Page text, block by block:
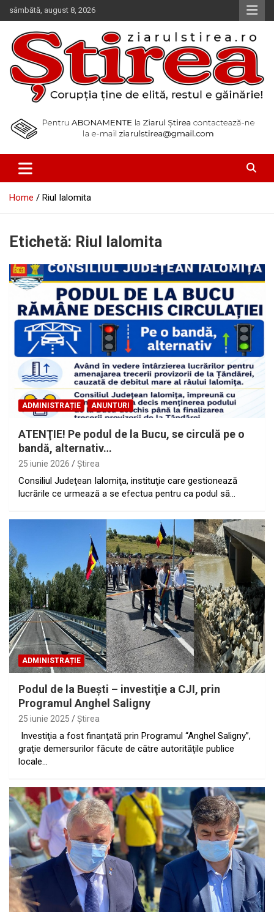
Skip
to
content
sâmbătă, august 8, 2026
Ziarul Știrea
Home Riul Ialomita
Etichetă: Riul Ialomita
ADMINISTRAȚIE ANUNTURI
ATENŢIE! Pe podul de la Bucu, se circulă pe o
bandă, alternativ…
25 iunie 2026 Ştirea
Consiliul Judeţean Ialomiţa, instituţie care gestionează
lucrările ce urmează a se efectua pentru ca podul să…
ADMINISTRAȚIE
Podul de la Bueşti – investiţie a CJI, prin
Programul Anghel Saligny
25 iunie 2025 Ştirea
Investiţia a fost finanţată prin Programul “Anghel Saligny”,
graţie demersurilor făcute de către autorităţile publice
locale…